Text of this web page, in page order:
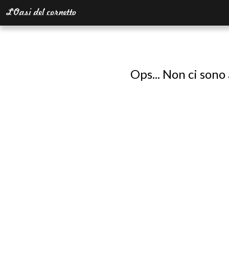
Ops... Non ci